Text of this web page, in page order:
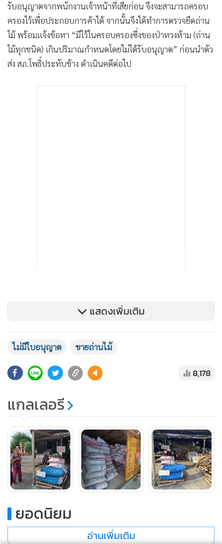
รับอนุญาตจากพนักงานเจ้าหน้าที่เสียก่อน จึงจะสามารถครอบ
ครองไว้เพื่อประกอบการค้าได้ จากนั้นจึงได้ทำการตรวจยึดถ่าน
ไม้ พร้อมแจ้งข้อหา “มีไว้ในครอบครองซึ่งของป่าหวงห้าม (ถ่าน
ไม้ทุกชนิด) เกินปริมาณกำหนดโดยไม่ได้รับอนุญาต” ก่อนนำตัว
ส่ง สภ.โพธิ์ประทับช้าง ดำเนินคดีต่อไป
พล.ต.ต.วัชรินทร์ กล่าวว่า ขอประชาสัมพันธ์ ให้ทราบว่า การ
ประกอบกิจการใด ๆ ที่เกี่ยวข้องกับการป่าไม้ และ
ทรัพยากรธรรมชาติ ผู้ประกอบการต้องศึกษาข้อกฎหมายให้ดี
ก่อน เพราะสิ่งเหล่านี้ล้วนเป็นทรัพยากรอันมีค่าและควร
หวงแหน รักษาไว้ให้ลูกหลานสืบไป และการประกอบกิจการทุก
อย่างต้องขออนุญาตตามขั้นตอนให้ถูกต้อง ถึงแม้ว่าจะเป็นวิถี
ชาวบ้าน แต่หากวิถีนั้นขัดต่อกฎหมาย ย่อมถูกดำเนินคดีอย่าง
1 ปี หรือปรับไม่เกิน 10,000 บาท หรือทั้งจำทั้งปรับ
แสดงเพิ่มเติม
ไม่มีใบอนุญาต ขายถ่านไม้
8,178
แกลเลอรี
ยอดนิยม
อ่านเพิ่มเติม